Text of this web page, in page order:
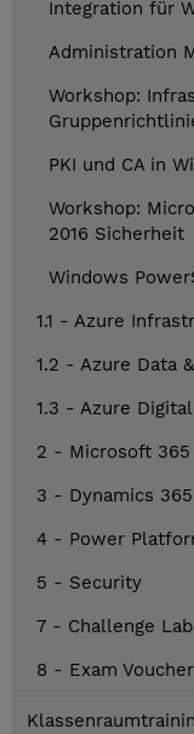
Integration für
Administration
Workshop:
PKI und CA in
Workshop:
2016 Sicherheit
Windows
1.1 - Azure
1.2 - Azure Data
1.3 - Azure
2 - Microsoft 365
3 - Dynamics 365
4 - Power
5 - Security
7 - Challenge
8 - Exam Voucher